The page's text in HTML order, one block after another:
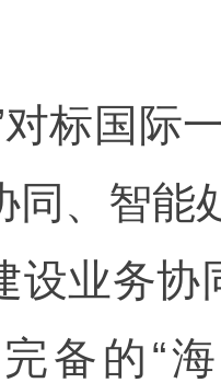
对标国际
同、智能
设业务协
备的“